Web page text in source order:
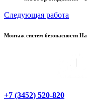
Следующая работа
Монтаж систем безопасности
+7 (3452) 520-820